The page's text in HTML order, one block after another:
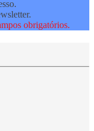
obrigatórios.